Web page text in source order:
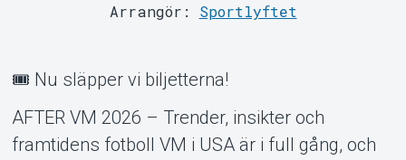
Arrangör: Sportlyftet
🎟️ Nu släpper vi biljetterna!
AFTER VM 2026 – Trender, insikter och
framtidens fotboll VM i USA är i full gång, och